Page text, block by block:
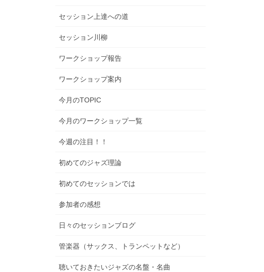
セッション上達への道
セッション川柳
ワークショップ報告
ワークショップ案内
今月のTOPIC
今月のワークショップ一覧
今週の注目！！
初めてのジャズ理論
初めてのセッションでは
参加者の感想
日々のセッションブログ
管楽器（サックス、トランペットなど）
聴いておきたいジャズの名盤・名曲